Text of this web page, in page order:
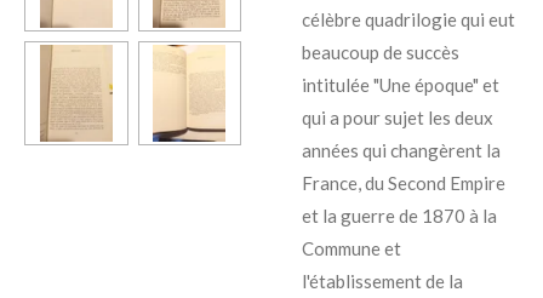
célèbre quadrilogie qui eut
beaucoup de succès
intitulée "Une époque" et
qui a pour sujet les deux
années qui changèrent la
France, du Second Empire
et la guerre de 1870 à la
Commune et
l'établissement de la